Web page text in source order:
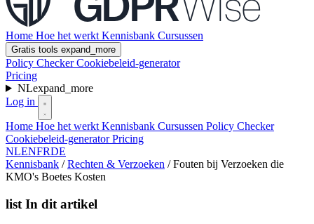
Home Hoe het werkt Kennisbank Cursussen
Gratis tools expand_more
Policy CheckerCookiebeleid-generator
Pricing
NLexpand_more
Log in
Home Hoe het werkt Kennisbank Cursussen Policy Checker
Cookiebeleid-generatorPricing
NLENFRDE
Kennisbank / Rechten & Verzoeken / Fouten bij Verzoeken die
KMO's Boetes Kosten
list In dit artikel